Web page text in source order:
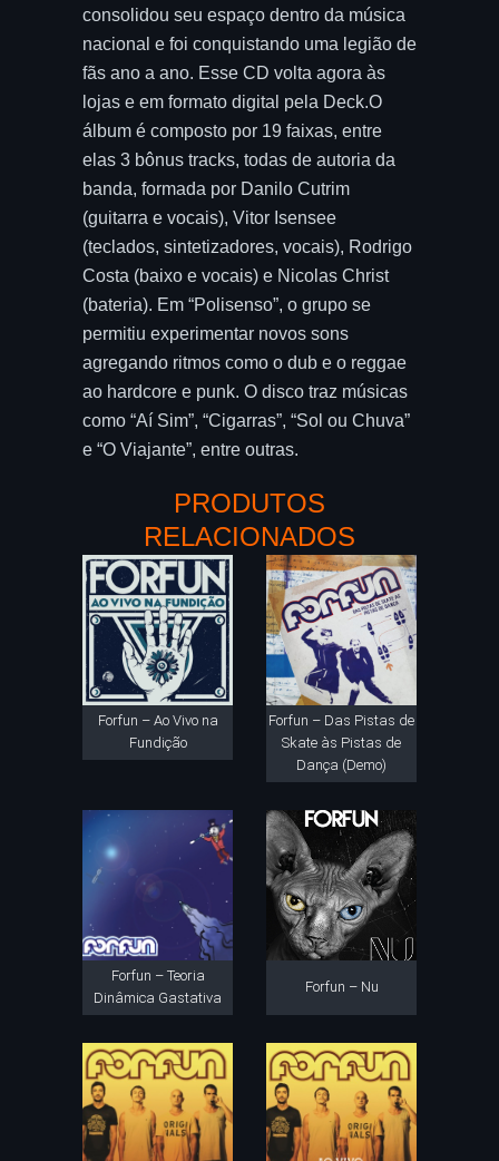
consolidou seu espaço dentro da música
nacional e foi conquistando uma legião de
fãs ano a ano. Esse CD volta agora às
lojas e em formato digital pela Deck.O
álbum é composto por 19 faixas, entre
elas 3 bônus tracks, todas de autoria da
banda, formada por Danilo Cutrim
(guitarra e vocais), Vitor Isensee
(teclados, sintetizadores, vocais), Rodrigo
Costa (baixo e vocais) e Nicolas Christ
(bateria). Em “Polisenso”, o grupo se
permitiu experimentar novos sons
agregando ritmos como o dub e o reggae
ao hardcore e punk. O disco traz músicas
como “Aí Sim”, “Cigarras”, “Sol ou Chuva”
e “O Viajante”, entre outras.
PRODUTOS
RELACIONADOS
Forfun – Ao Vivo na
Fundição
Forfun – Das Pistas de
Skate às Pistas de
Dança (Demo)
Forfun – Teoria
Dinâmica Gastativa
Forfun – Nu